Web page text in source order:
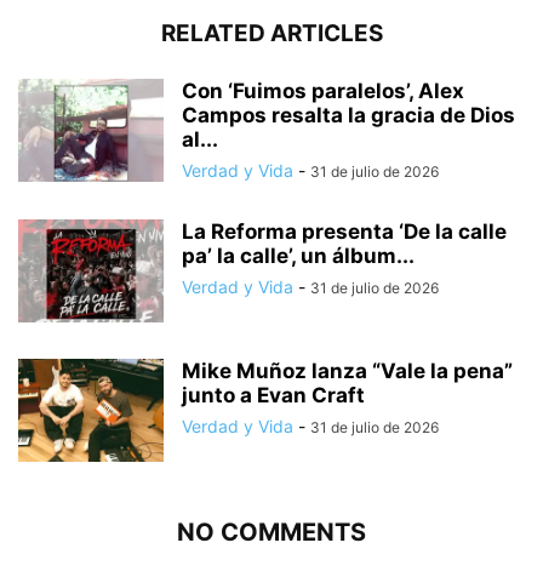
RELATED ARTICLES
Con ‘Fuimos paralelos’, Alex
Campos resalta la gracia de Dios
al...
Verdad y Vida - 31 de julio de 2026
La Reforma presenta ‘De la calle
pa’ la calle’, un álbum...
Verdad y Vida - 31 de julio de 2026
Mike Muñoz lanza “Vale la pena”
junto a Evan Craft
Verdad y Vida - 31 de julio de 2026
NO COMMENTS